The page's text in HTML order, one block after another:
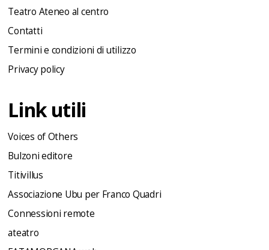
Teatro Ateneo al centro
Contatti
Termini e condizioni di utilizzo
Privacy policy
Link utili
Voices of Others
Bulzoni editore
Titivillus
Associazione Ubu per Franco Quadri
Connessioni remote
ateatro